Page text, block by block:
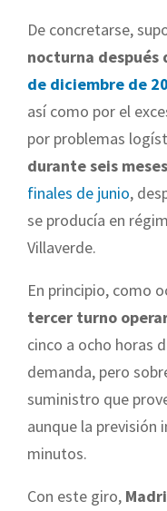
De concretarse,
nocturna después
de diciembre de
así como por el
por problemas
durante seis meses
finales de junio,
se producía en
Villaverde.
En principio, como
tercer turno
cinco a ocho horas
demanda, pero
suministro que
aunque la previsión
minutos.
Con este giro,